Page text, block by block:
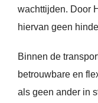
wachttijden. Door
hiervan geen
Binnen de
betrouwbare en
als geen ander in